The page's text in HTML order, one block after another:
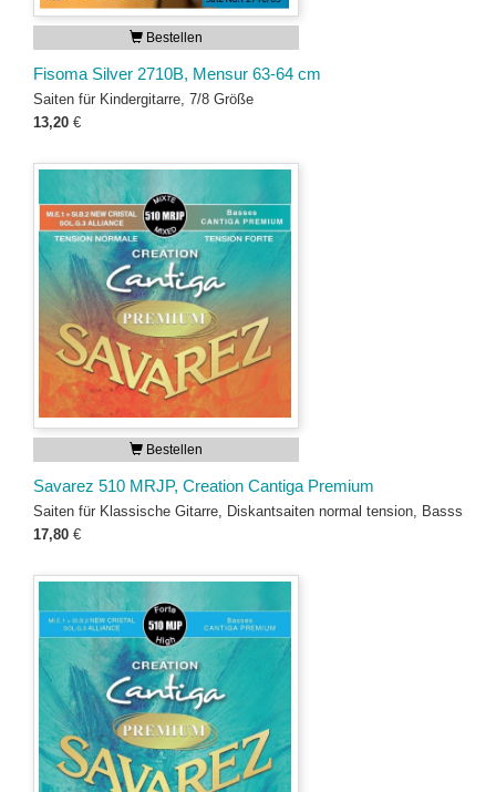
Bestellen
Fisoma Silver 2710B, Mensur 63-64 cm
Saiten für Kindergitarre, 7/8 Größe
13,20 €
Bestellen
Savarez 510 MRJP, Creation Cantiga Premium
Saiten für Klassische Gitarre, Diskantsaiten normal tension, Basss
17,80 €